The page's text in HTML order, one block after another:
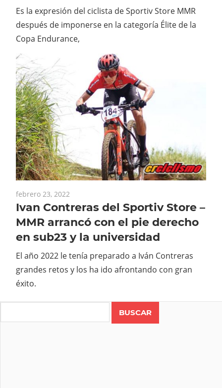
Es la expresión del ciclista de Sportiv Store MMR
después de imponerse en la categoría Élite de la
Copa Endurance,
febrero 23, 2022
Ivan Contreras del Sportiv Store –
MMR arrancó con el pie derecho
en sub23 y la universidad
El año 2022 le tenía preparado a Iván Contreras
grandes retos y los ha ido afrontando con gran
éxito.